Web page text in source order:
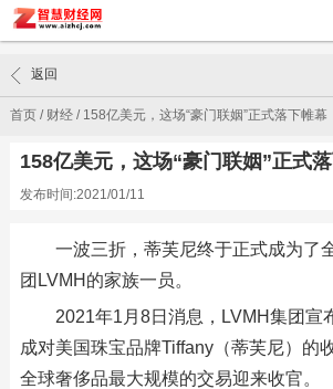
首页/ 财经/ 158亿美元，这场“豪门联姻”正式落下帷幕
返回
158亿美元，这场“豪门联姻”正式
发布时间:2021/01/11
一波三折，蒂芙尼终于正式成为了
团LVMH的家族一员。
2021年1月8日消息，LVMH集团宣
成对美国珠宝品牌Tiffany（蒂芙尼）的
全球奢侈品最大规模的交易迎来收官。